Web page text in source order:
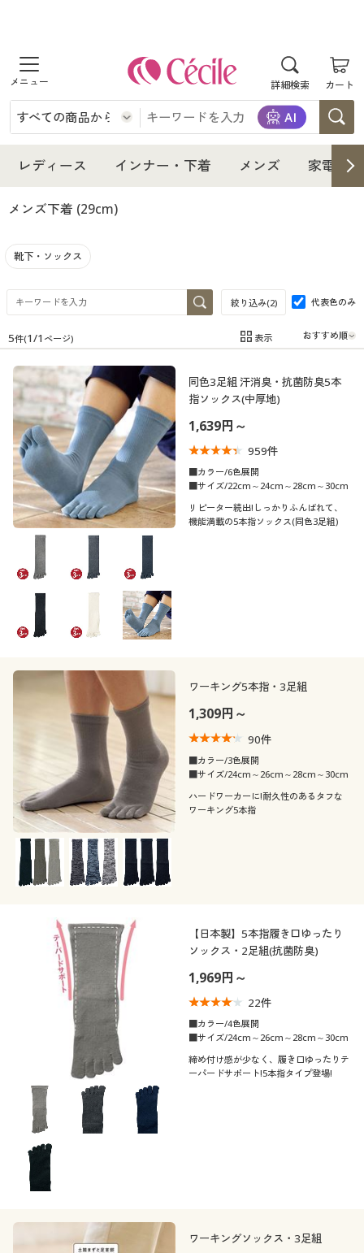
詳細検索 カート
商品を探す
レディース
レディースファッション
女性下着
インナー・下着
インナー・下着通販すべて
女性下着
メンズ下着
ジュニア・ティーンズ下着
メンズ
メンズ通販すべて
メンズファッション
メンズ下着
家電・雑貨
家電・雑貨すべて
家電
キッチン・雑貨・日用品
寝具・インテリア・家具
寝具・インテリア・家具通販すべて
家具・収納
寝具・ベッド
カーテン・ラグ・ファブリック
美容・健康
美容・健康通販すべて
美容・健康・サプリメント
制服・スクール
制服・スクールすべて
制服・学生服
ジュニア・ティーンズ下着
大きいサイズ
大きいサイズ通販すべて
大きいサイズ レディース服
大きいサイズ メンズ
バーゲン
バーゲンセール
シークレットセール
詳細検索
商品カテゴリ一覧
カタログ
カタログ・チラシからのご注文
デジタルカタログ
カタログ無料プレゼント
会員メニュー
マイページ
閲覧履歴
サポート
ご利用ガイド
よくある質問とお問い合わせ
レディース インナー・下着 メンズ 家電・
メンズ下着 (29cm)
靴下・ソックス
絞り込み(2) 代表色のみ
在庫 在庫のある商品のみ表示
カテゴリ
口コミ
(4〜4.9)
靴・靴下サイ
ズ
21 21.5 22.5 23 23.5
27.5
30
こだわり条件
柄・デザイン
無地
素材
ナイロン
機能・特徴
抗菌防臭
ウォッシャブル(洗
える)
消臭
着用感
30代 40代
シーズン
春
秋
5件(1/1 ページ) 表示
同色3足組 汗消臭・抗菌防臭5本
指ソックス(中厚地)
1,639円～
959件
■カラー/6色展開
■サイズ/22cm～24cm～28cm～30cm
リピーター続出!しっかりふんばれて、
機能満載の5本指ソックス(同色3足組)
ワーキング5本指・3足組
1,309円～
90件
■カラー/3色展開
■サイズ/24cm～26cm～28cm～30cm
ハードワーカーに!耐久性のあるタフな
ワーキング5本指
【日本製】5本指履き口ゆったり
ソックス・2足組(抗菌防臭)
1,969円～
22件
■カラー/4色展開
■サイズ/24cm～26cm～28cm～30cm
締め付け感が少なく、履き口ゆったりテ
ーパードサポート!5本指タイプ登場!
ワーキングソックス・3足組